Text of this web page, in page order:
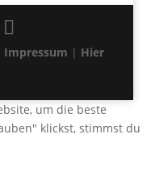
Impressum | Hier
um die beste
klickst, stimmst du